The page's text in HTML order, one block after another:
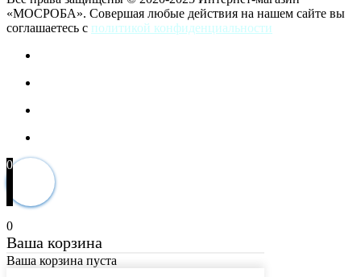
«МОСРОБА». Совершая любые действия на нашем сайте вы
соглашаетесь с политикой конфиденциальности
0
0
Ваша корзина
Ваша корзина пуста